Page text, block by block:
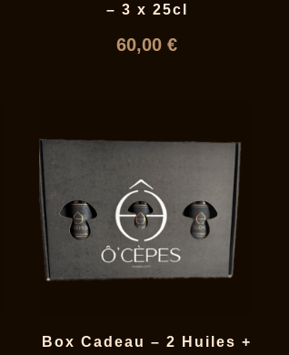
– 3 x 25cl
60,00€
Box Cadeau – 2 Huiles +